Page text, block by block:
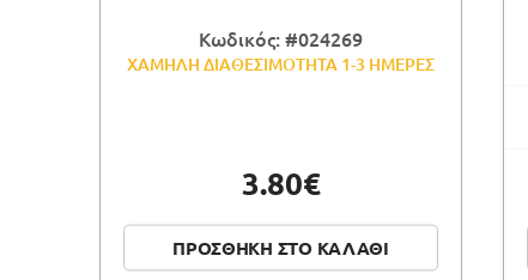
Κωδικός: #024269
ΧΑΜΗΛΗ ΔΙΑΘΕΣΙΜΟΤΗΤΑ 1-3 ΗΜΕΡΕΣ
3.80€
ΠΡΟΣΘΗΚΗ ΣΤΟ ΚΑΛΑΘΙ